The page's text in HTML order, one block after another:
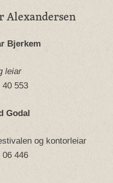
Bjerkem
leiar
40 553
Godal
og kontorleiar
06 446